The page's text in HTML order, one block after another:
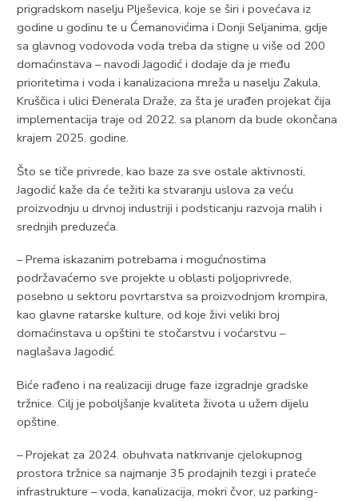
prigradskom naselju Plješevica, koje se širi i povećava iz
godine u godinu te u Ćemanovićima i Donji Seljanima, gdje
sa glavnog vodovoda voda treba da stigne u više od 200
domaćinstava – navodi Jagodić i dodaje da je među
prioritetima i voda i kanalizaciona mreža u naselju Zakula,
Kruščica i ulici Đenerala Draže, za šta je urađen projekat čija
implementacija traje od 2022. sa planom da bude okončana
krajem 2025. godine.
Što se tiče privrede, kao baze za sve ostale aktivnosti,
Jagodić kaže da će težiti ka stvaranju uslova za veću
proizvodnju u drvnoj industriji i podsticanju razvoja malih i
srednjih preduzeća.
– Prema iskazanim potrebama i mogućnostima
podržavaćemo sve projekte u oblasti poljoprivrede,
posebno u sektoru povrtarstva sa proizvodnjom krompira,
kao glavne ratarske kulture, od koje živi veliki broj
domaćinstava u opštini te stočarstvu i voćarstvu –
naglašava Jagodić.
Biće rađeno i na realizaciji druge faze izgradnje gradske
tržnice. Cilj je poboljšanje kvaliteta života u užem dijelu
opštine.
– Projekat za 2024. obuhvata natkrivanje cjelokupnog
prostora tržnice sa najmanje 35 prodajnih tezgi i prateće
infrastrukture – voda, kanalizacija, mokri čvor, uz parking-